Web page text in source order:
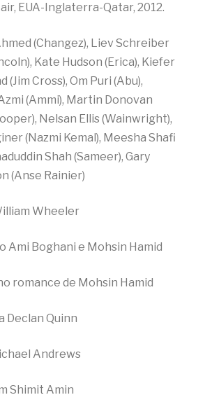
EUA-Inglaterra-Qatar, 2012.
(Changez), Liev Schreiber
Kate Hudson (Erica), Kiefer
(Jim Cross), Om Puri (Abu),
(Ammi), Martin Donovan
Nelsan Ellis (Wainwright),
(Nazmi Kemal), Meesha Shafi
Shah (Sameer), Gary
(Anse Rainier)
Wheeler
Ami Boghani e Mohsin Hamid
romance de Mohsin Hamid
Declan Quinn
Andrews
Shimit Amin